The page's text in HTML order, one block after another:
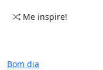
Me inspire!
Bom dia